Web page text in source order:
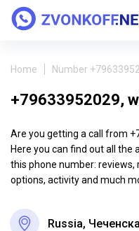
Home Number
+79633952029,
Are you getting a call from
Here you can find out all
this phone number: reviews,
options, activity and much
Russia,